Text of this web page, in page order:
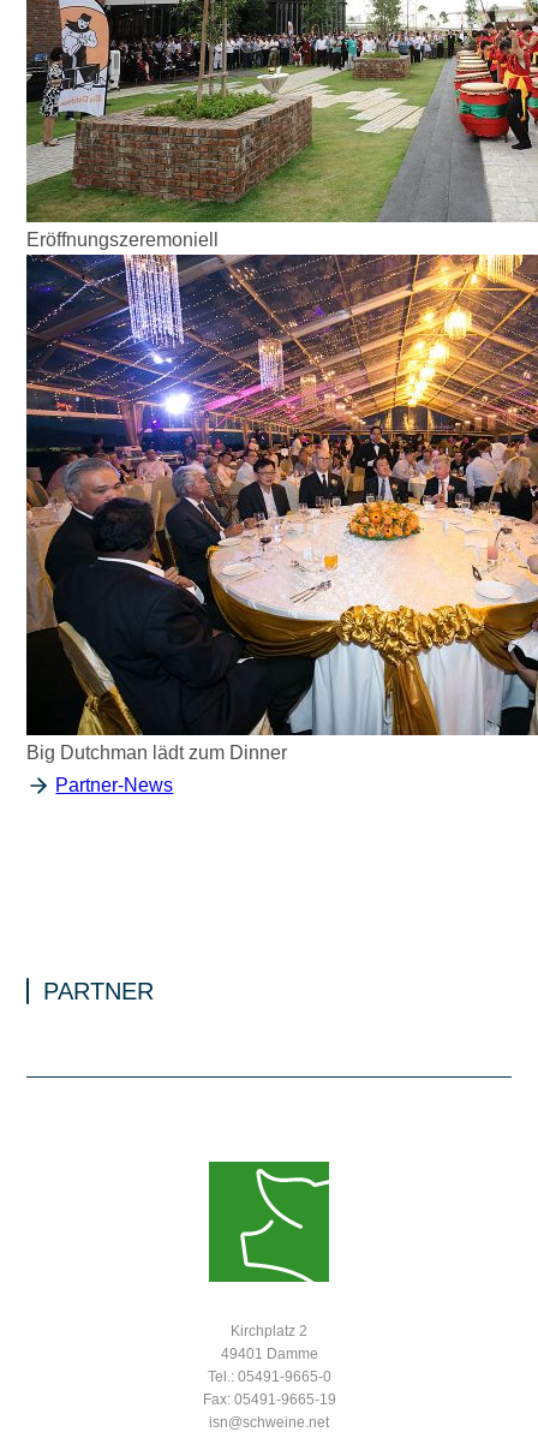
Eröffnungszeremoniell
Big Dutchman lädt zum Dinner
Partner-News
PARTNER
Kirchplatz 2
49401 Damme
Tel.: 05491-9665-0
Fax: 05491-9665-19
isn@schweine.net